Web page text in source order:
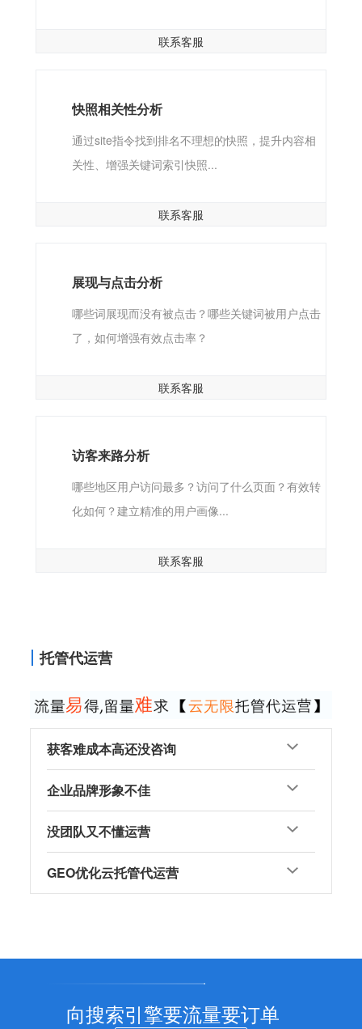
联系客服
快照相关性分析
通过site指令找到排名不理想的快照，提升内容相
关性、增强关键词索引快照...
联系客服
展现与点击分析
哪些词展现而没有被点击？哪些关键词被用户点击
了，如何增强有效点击率？
联系客服
访客来路分析
哪些地区用户访问最多？访问了什么页面？有效转
化如何？建立精准的用户画像...
联系客服
托管代运营
获客难成本高还没咨询
企业品牌形象不佳
没团队又不懂运营
GEO优化云托管代运营
向搜索引擎要流量要订单